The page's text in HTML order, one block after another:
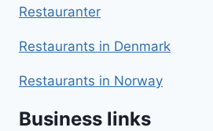
Restauranter
Restaurants in Denmark
Restaurants in Norway
Business links